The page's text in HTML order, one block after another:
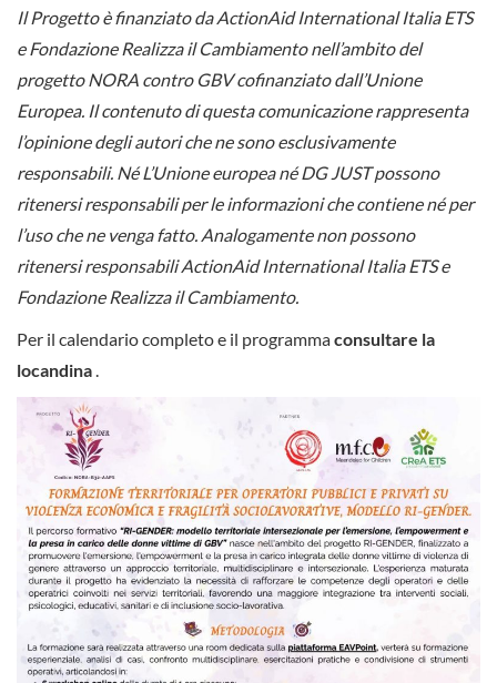
Il Progetto è finanziato da ActionAid International Italia ETS
e Fondazione Realizza il Cambiamento nell’ambito del
progetto NORA contro GBV cofinanziato dall’Unione
Europea. Il contenuto di questa comunicazione rappresenta
l’opinione degli autori che ne sono esclusivamente
responsabili. Né L’Unione europea né DG JUST possono
ritenersi responsabili per le informazioni che contiene né per
l’uso che ne venga fatto. Analogamente non possono
ritenersi responsabili ActionAid International Italia ETS e
Fondazione Realizza il Cambiamento.
Per il calendario completo e il programmaconsultare la
locandina.